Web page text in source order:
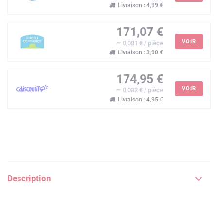
Livraison : 4,99 €
171,07 €
≃ 0,081 € / pièce
Livraison : 3,90 €
VOIR
174,95 €
≃ 0,082 € / pièce
Livraison : 4,95 €
VOIR
Description